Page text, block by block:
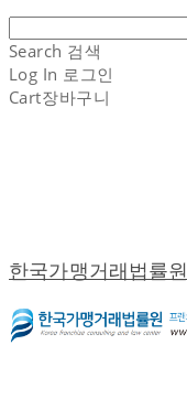
Search 검색
Log In 로그인
Cart장바구니
한국가맹거래법률원